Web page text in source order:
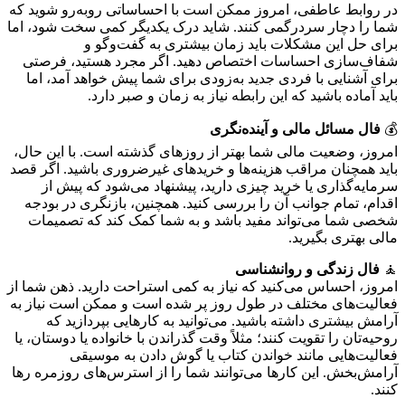
در روابط عاطفی، امروز ممکن است با احساساتی روبه‌رو شوید که
شما را دچار سردرگمی کنند. شاید درک یکدیگر کمی سخت شود، اما
برای حل این مشکلات باید زمان بیشتری به گفت‌وگو و
شفاف‌سازی احساسات اختصاص دهید. اگر مجرد هستید، فرصتی
برای آشنایی با فردی جدید به‌زودی برای شما پیش خواهد آمد، اما
باید آماده باشید که این رابطه نیاز به زمان و صبر دارد.
💰 فال مسائل مالی و آینده‌نگری
امروز، وضعیت مالی شما بهتر از روزهای گذشته است. با این حال،
باید همچنان مراقب هزینه‌ها و خریدهای غیرضروری باشید. اگر قصد
سرمایه‌گذاری یا خرید چیزی دارید، پیشنهاد می‌شود که پیش از
اقدام، تمام جوانب آن را بررسی کنید. همچنین، بازنگری در بودجه
شخصی شما می‌تواند مفید باشد و به شما کمک کند که تصمیمات
مالی بهتری بگیرید.
🧘 فال زندگی و روانشناسی
امروز، احساس می‌کنید که نیاز به کمی استراحت دارید. ذهن شما از
فعالیت‌های مختلف در طول روز پر شده است و ممکن است نیاز به
آرامش بیشتری داشته باشید. می‌توانید به کارهایی بپردازید که
روحیه‌تان را تقویت کنند؛ مثلاً وقت گذراندن با خانواده یا دوستان، یا
فعالیت‌هایی مانند خواندن کتاب یا گوش دادن به موسیقی
آرامش‌بخش. این کارها می‌توانند شما را از استرس‌های روزمره رها
کنند.